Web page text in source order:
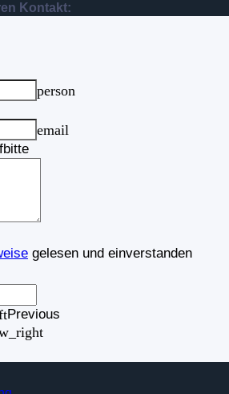
Kontakt:
person
email
gelesen und einverstanden
Previous